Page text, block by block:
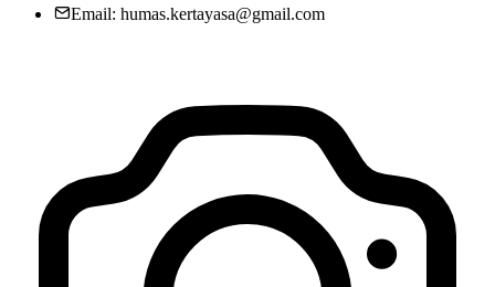
Kelembagaan Desa 04 April 2020
KEGIATAN KARYA BAKTI TNI DI DESA KERTAYASA
07 November 2024
Email: humas.kertayasa@gmail.com